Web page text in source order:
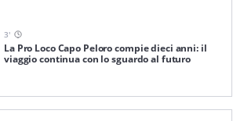
3'
La Pro Loco Capo Peloro compie dieci anni: il
viaggio continua con lo sguardo al futuro